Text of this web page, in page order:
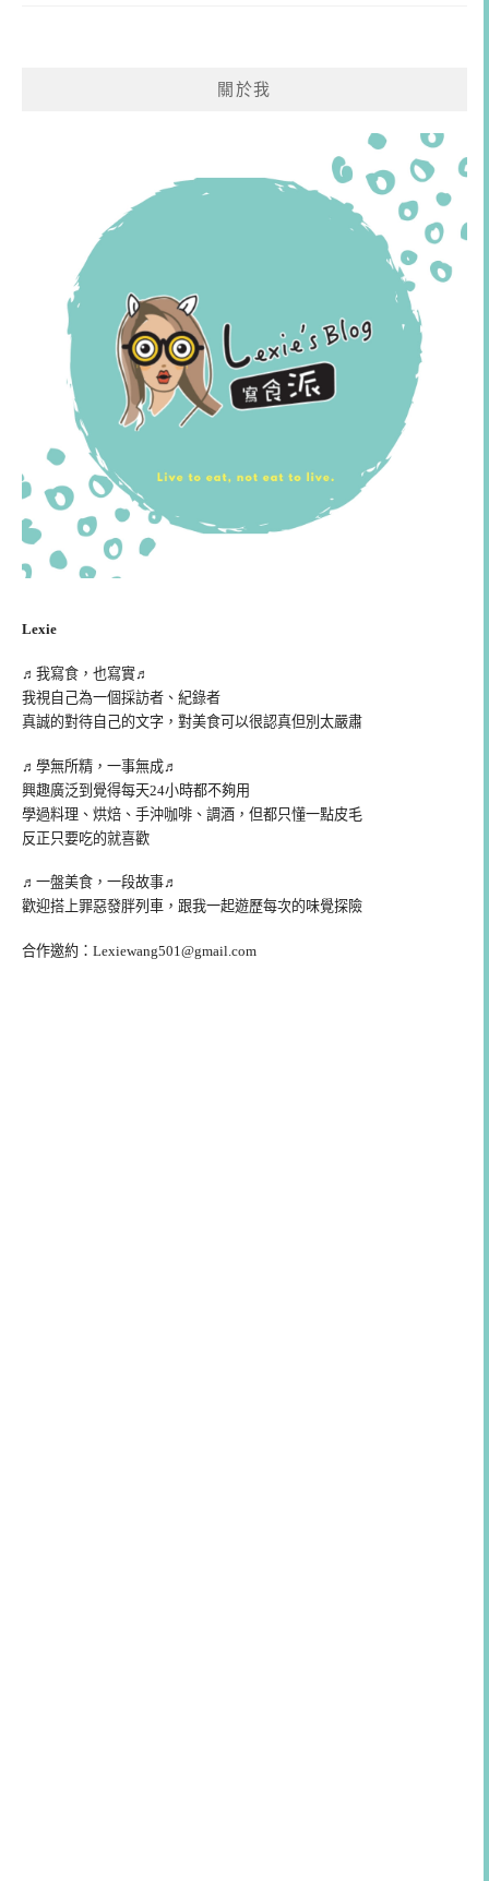
關於我
Lexie
♬我寫食，也寫實♬
我視自己為一個採訪者、紀錄者
真誠的對待自己的文字，對美食可以很認真但別太嚴肅
♬學無所精，一事無成♬
興趣廣泛到覺得每天24小時都不夠用
學過料理、烘焙、手沖咖啡、調酒，但都只懂一點皮毛
反正只要吃的就喜歡
♬一盤美食，一段故事♬
歡迎搭上罪惡發胖列車，跟我一起遊歷每次的味覺探險
合作邀約： Lexiewang501@gmail.com